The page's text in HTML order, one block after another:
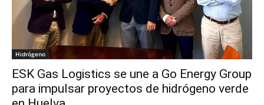
Hidrógeno
ESK Gas Logistics se une a Go Energy Group
para impulsar proyectos de hidrógeno verde